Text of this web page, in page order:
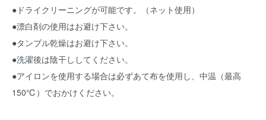
●ドライクリーニングが可能です。（ネット使用）
●漂白剤の使用はお避け下さい。
●タンブル乾燥はお避け下さい。
●洗濯後は陰干ししてください。
●アイロンを使用する場合は必ずあて布を使用し、中温（最高
150℃）でおかけください。